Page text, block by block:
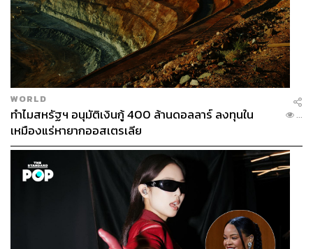
WORLD
ทำไมสหรัฐฯ อนุมัติเงินกู้ 400 ล้านดอลลาร์ ลงทุนใน
เหมืองแร่หายากออสเตรเลีย
...